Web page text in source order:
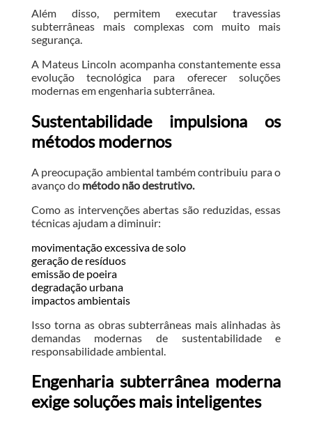
Além disso, permitem executar travessias
subterrâneas mais complexas com muito mais
segurança.
A Mateus Lincoln acompanha constantemente essa
evolução tecnológica para oferecer soluções
modernas em engenharia subterrânea.
Sustentabilidade impulsiona os
métodos modernos
A preocupação ambiental também contribuiu para o
avanço do método não destrutivo.
Como as intervenções abertas são reduzidas, essas
técnicas ajudam a diminuir:
movimentação excessiva de solo
geração de resíduos
emissão de poeira
degradação urbana
impactos ambientais
Isso torna as obras subterrâneas mais alinhadas às
demandas modernas de sustentabilidade e
responsabilidade ambiental.
Engenharia subterrânea moderna
exige soluções mais inteligentes